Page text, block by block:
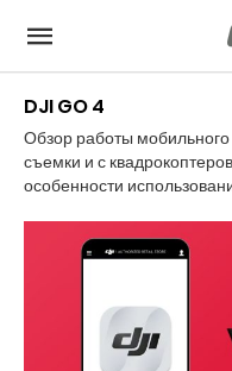
DJI GO 4
Обзор работы
съемки и с
особенности